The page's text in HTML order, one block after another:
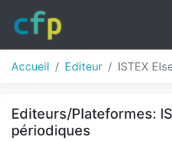
Accueil Editeur ISTEX
Editeurs/Plateformes:
périodiques